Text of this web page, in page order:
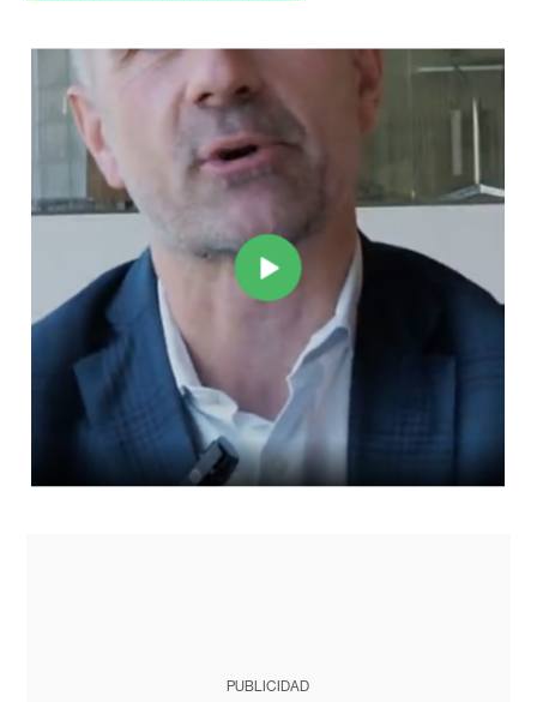
PUBLICIDAD